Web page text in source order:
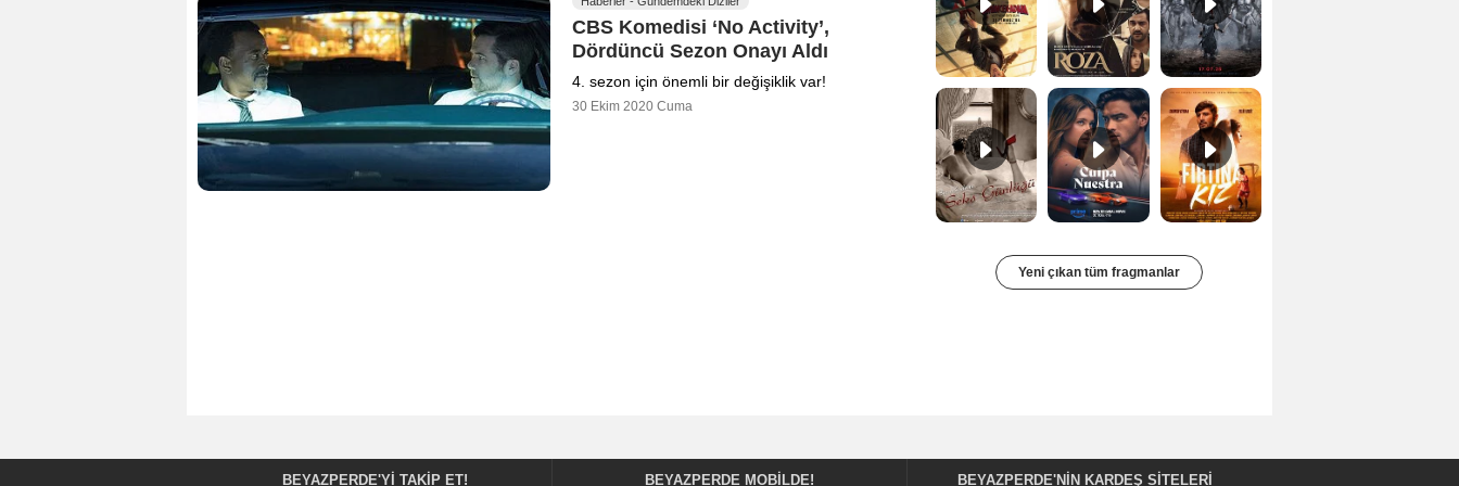
CBS Komedisi ‘No Activity’,
Dördüncü Sezon Onayı Aldı
4. sezon için önemli bir değişiklik var!
30 Ekim 2020 Cuma
Bir Kadının Seks Günlüğü Orijinal Fragman Culpa nuestra Teaser Fırtına Kız Fragman
Yeni çıkan tüm fragmanlar
BEYAZPERDE'YI TAKIP ET! BEYAZPERDE MOBILDE! BEYAZPERDE'NIN KARDEŞ SİTELERİ